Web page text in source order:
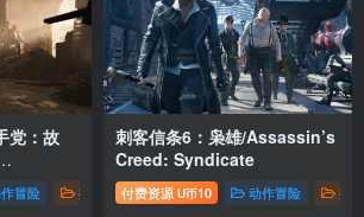
党：故
冒险 推荐游戏 角色扮演
刺客信条6：枭雄/Assassin’s
Creed: Syndicate
付费资源 U币10 动作冒险 推